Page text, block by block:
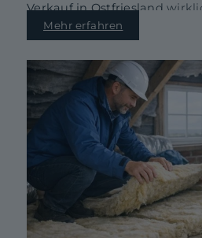
Verkauf in Ostfriesland
Mehr erfahren